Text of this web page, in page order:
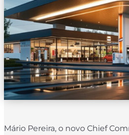
Mário Pereira, o novo Chief